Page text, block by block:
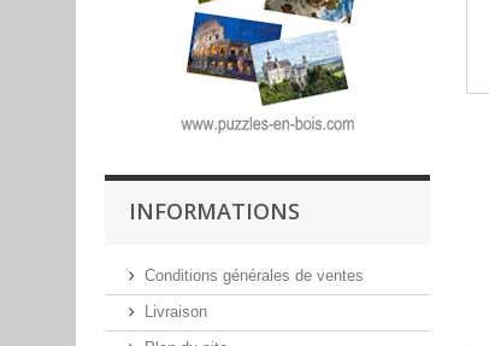
INFORMATIONS
Conditions générales de ventes
Livraison